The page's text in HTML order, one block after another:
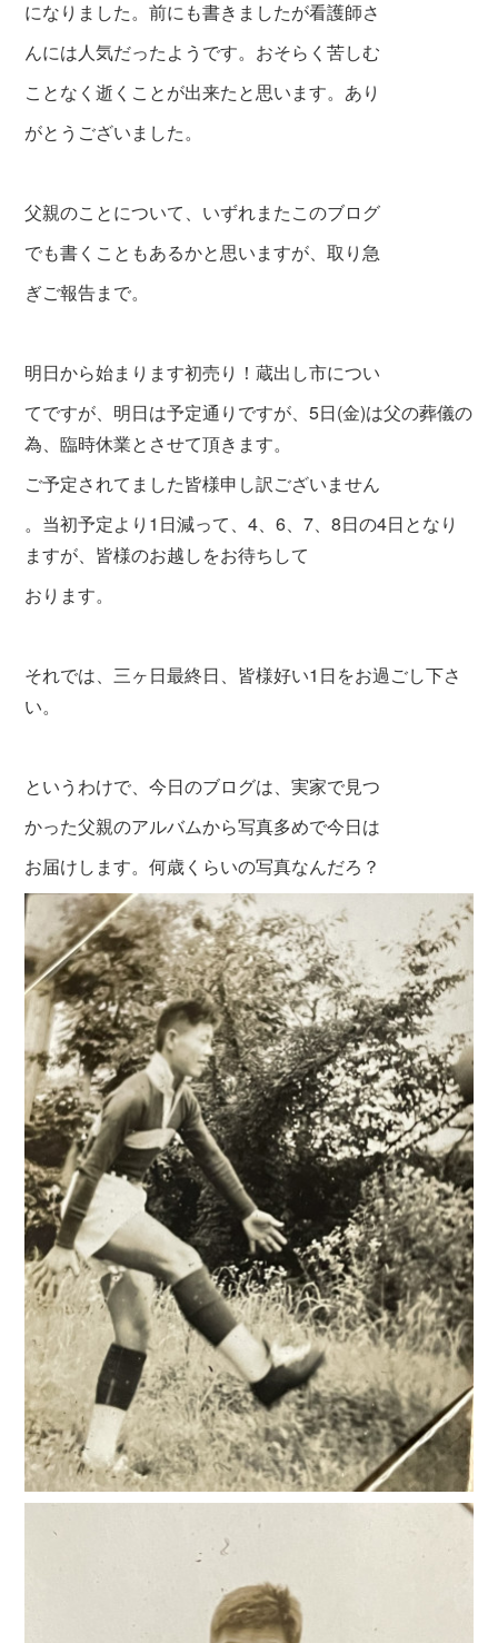
になりました。前にも書きましたが看護師さ
んには人気だったようです。 おそらく苦しむ
ことなく逝くことが出来たと思います。あり
がとうございました。
父親のことについて、いずれまたこのブログ
でも書くこともあるかと思いますが、取り急
ぎご報告まで。
明日から始まります初売り！蔵出し市につい
てですが、明日は予定通りですが、5日(金)は父の葬儀の
為、臨時休業とさせて頂きます。
ご予定されてました皆様申し訳ございません
。当初予定より1日減って、4、6、7、8日の4日となり
ますが、皆様のお越しをお待ちして
おります。
それでは、三ヶ日最終日、皆様好い1日をお過ごし下さ
い。
というわけで、今日のブログは、実家で見つ
かった父親のアルバムから写真多めで今日は
お届けします。何歳く らいの写真なんだろ？